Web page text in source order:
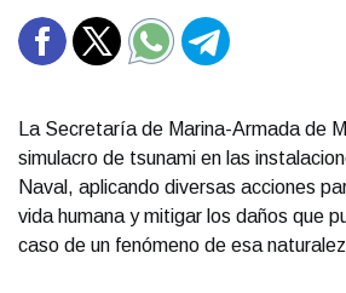
La Secretaría de Marina-Armada de
simulacro de tsunami en las
Naval, aplicando diversas acciones
vida humana y mitigar los daños que
caso de un fenómeno de esa